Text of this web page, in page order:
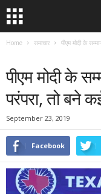
Home समाचार पीएम मोदी के
पीएम मोदी के
परंपरा, तो बने
September 23, 2019
Facebook